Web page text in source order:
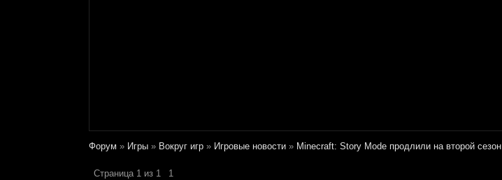
Форум » Игры » Вокруг игр » Игровые новости » Minecraft: Story Mode продлили на второй сезон
Страница 1 из 1 1